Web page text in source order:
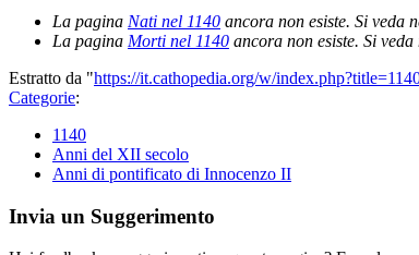
La pagina Nati nel 1140 ancora non esiste. Si veda
La pagina Morti nel 1140 ancora non esiste. Si
Estratto da "https://it.cathopedia.org/w/
Categorie:
1140
Anni del XII secolo
Anni di pontificato di Innocenzo II
Invia un Suggerimento